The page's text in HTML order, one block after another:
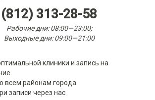
(812) 313-28-58
Рабочие дни: 08:00—23:00;
Выходные дни: 09:00—21:00
клиники и запись на
всем районам города
записи через нас